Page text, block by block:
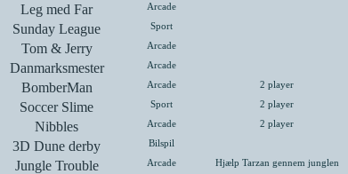
Leg med Far Arcade
Sunday League Sport
Tom & Jerry Arcade
Danmarksmester Arcade
BomberMan Arcade 2 player
Soccer Slime Sport 2 player
Nibbles Arcade 2 player
3D Dune derby Bilspil
Jungle Trouble Arcade Hjælp Tarzan gennem junglen